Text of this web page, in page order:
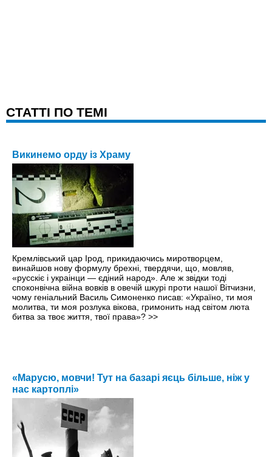
CТАТТІ ПО ТЕМІ
Викинемо орду із Храму
Кремлівський цар Ірод, прикидаючись миротворцем,
винайшов нову формулу брехні, твердячи, що, мовляв,
«русскіє і украінци — єдіний народ». Але ж звідки тоді
споконвічна війна вовків в овечій шкурі проти нашої Вітчизни,
чому геніальний Василь Симоненко писав: «Україно, ти моя
молитва, ти моя розлука вікова, гримонить над світом люта
битва за твоє життя, твої права»? >>
«Марусю, мовчи! Тут на базарі яєць більше, ніж у
нас картоплі»